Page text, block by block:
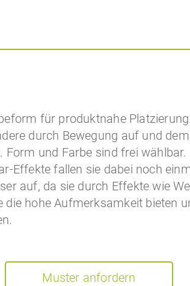
für produktnahe
durch Bewegung auf und
Form und Farbe sind frei wählbar.
Effekte fallen sie dabei noch
auf, da sie durch Effekte wie
die hohe Aufmerksamkeit bieten
Muster anfordern